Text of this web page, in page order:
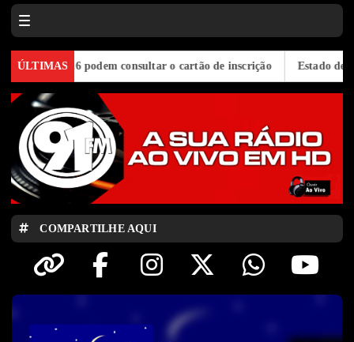
ÚLTIMAS
2026 podem consultar o cartão de inscrição Estado de São
COMPARTILHE AQUI